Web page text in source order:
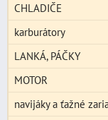
CHLADIČE
karburátory
LANKÁ, PÁČKY
MOTOR
navijáky a ťažné